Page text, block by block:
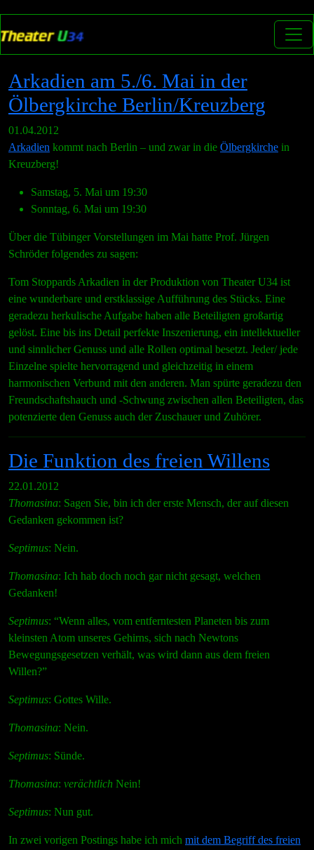
Arkadien am 5./6. Mai in der
Ölbergkirche Berlin/Kreuzberg
01.04.2012
Arkadien kommt nach Berlin – und zwar in die Ölbergkirche in
Kreuzberg!
Samstag, 5. Mai um 19:30
Sonntag, 6. Mai um 19:30
Über die Tübinger Vorstellungen im Mai hatte Prof. Jürgen
Schröder folgendes zu sagen:
Tom Stoppards Arkadien in der Produktion von Theater U34 ist
eine wunderbare und erstklassige Aufführung des Stücks. Eine
geradezu herkulische Aufgabe haben alle Beteiligten großartig
gelöst. Eine bis ins Detail perfekte Inszenierung, ein intellektueller
und sinnlicher Genuss und alle Rollen optimal besetzt. Jeder/ jede
Einzelne spielte hervorragend und gleichzeitig in einem
harmonischen Verbund mit den anderen. Man spürte geradezu den
Freundschaftshauch und -Schwung zwischen allen Beteiligten, das
potenzierte den Genuss auch der Zuschauer und Zuhörer.
Die Funktion des freien Willens
22.01.2012
Thomasina: Sagen Sie, bin ich der erste Mensch, der auf diesen
Gedanken gekommen ist?
Septimus: Nein.
Thomasina: Ich hab doch noch gar nicht gesagt, welchen
Gedanken!
Septimus: “Wenn alles, vom entferntesten Planeten bis zum
kleinsten Atom unseres Gehirns, sich nach Newtons
Bewegungsgesetzen verhält, was wird dann aus dem freien
Willen?”
Septimus: Gottes Wille.
Thomasina: Nein.
Septimus: Sünde.
Thomasina: verächtlich Nein!
Septimus: Nun gut.
In zwei vorigen Postings habe ich mich mit dem Begriff des freien